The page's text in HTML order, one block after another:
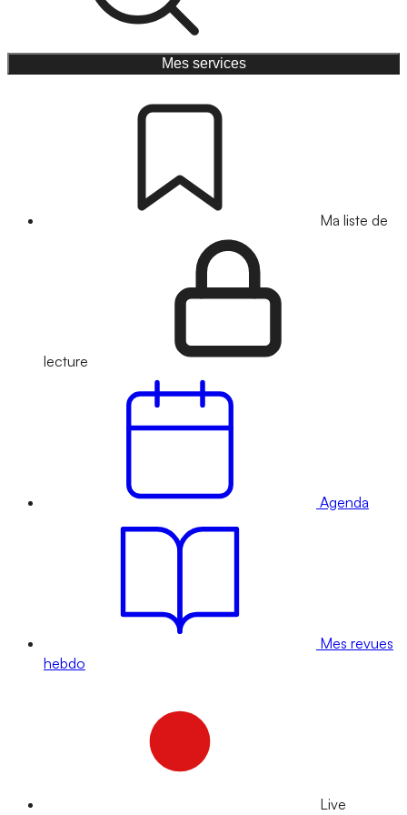
Mes services
Ma liste de
lecture
Agenda
Mes revues
hebdo
Live